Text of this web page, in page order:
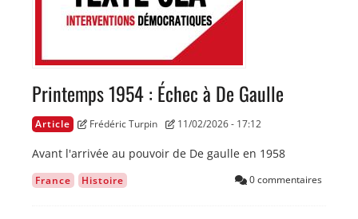
Printemps 1954 : Échec à De Gaulle
Article Frédéric Turpin 11/02/2026 - 17:12
Avant l'arrivée au pouvoir de De gaulle en 1958
France Histoire 0 commentaires